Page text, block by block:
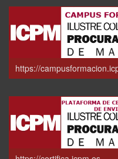
https://